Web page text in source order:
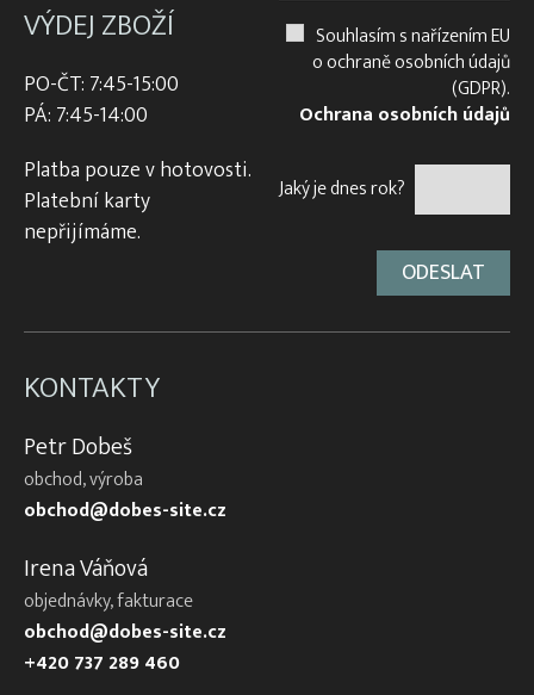
VÝDEJ ZBOŽÍ
PO-ČT: 7:45-15:00
PÁ: 7:45-14:00
Platba pouze v hotovosti.
Platební karty
nepřijímáme.
Souhlasím s nařízením EU
o ochraně osobních údajů
(GDPR).
Ochrana osobních údajů
Jaký je dnes rok?
KONTAKTY
Petr Dobeš
obchod, výroba
obchod@dobes-site.cz
Irena Váňová
objednávky, fakturace
obchod@dobes-site.cz
+420 737 289 460